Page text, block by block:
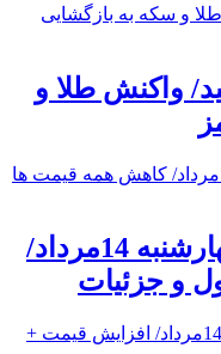
واکنش طلا و
قیمت طلا و سکه امروز چهارشنبه 14مرداد/
و جزئیات